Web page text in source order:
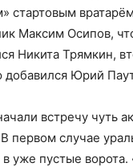
стартовым
Максим Осипов,
Никита Трямкин,
добавился Юрий
встречу чуть
первом случае
в уже пустые ворота.